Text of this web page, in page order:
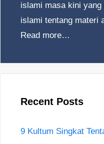
islami masa kini
islami tentang materi
Read more…
Recent Posts
9 Kultum Singkat